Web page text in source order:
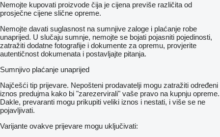
Nemojte kupovati proizvode čija je cijena previše različita od
prosječne cijene slične opreme.
Nemojte davati suglasnost na sumnjive zaloge i plaćanje robe
unaprijed. U slučaju sumnje, nemojte se bojati pojasniti pojedinosti,
zatražiti dodatne fotografije i dokumente za opremu, provjerite
autentičnost dokumenata i postavljajte pitanja.
Sumnjivo plaćanje unaprijed
Najčešći tip prijevare. Nepošteni prodavatelji mogu zatražiti određeni
iznos predujma kako bi "zarezervirali" vaše pravo na kupnju opreme.
Dakle, prevaranti mogu prikupiti veliki iznos i nestati, i više se ne
pojavljivati.
Varijante ovakve prijevare mogu uključivati: